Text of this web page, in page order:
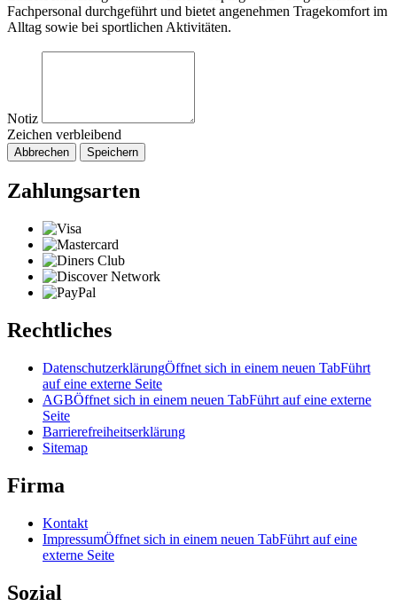
Fachpersonal durchgeführt und bietet angenehmen Tragekomfort im
Alltag sowie bei sportlichen Aktivitäten.
Notiz
Zeichen verbleibend
Abbrechen Speichern
Zahlungsarten
Rechtliches
DatenschutzerklärungÖffnet sich in einem neuen TabFührt
auf eine externe Seite
AGBÖffnet sich in einem neuen TabFührt auf eine externe
Seite
Barrierefreiheitserklärung
Sitemap
Firma
Kontakt
ImpressumÖffnet sich in einem neuen TabFührt auf eine
externe Seite
Sozial